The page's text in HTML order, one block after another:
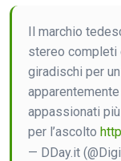
Il marchio
stereo completi
giradischi per
appassionati
per l’ascolto
— DDay.it